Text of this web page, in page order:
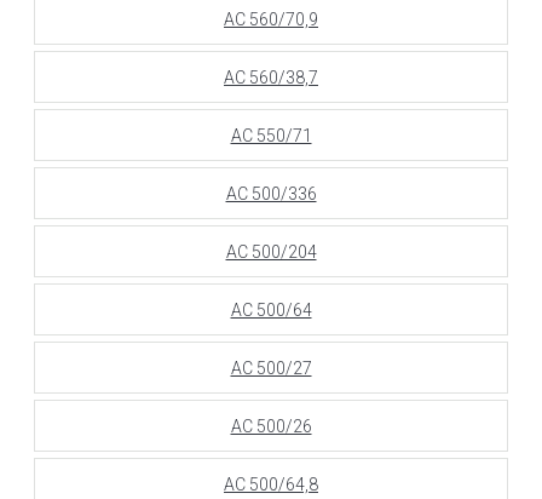
АС 560/70,9
АС 560/38,7
АС 550/71
АС 500/336
АС 500/204
АС 500/64
АС 500/27
АС 500/26
АС 500/64,8